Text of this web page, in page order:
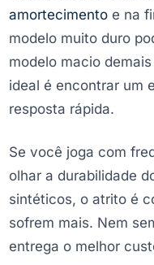
amortecimento e na
modelo muito duro
modelo macio
ideal é encontrar um
resposta rápida.
Se você joga com
olhar a durabilidade
sintéticos, o atrito é
sofrem mais. Nem
entrega o melhor